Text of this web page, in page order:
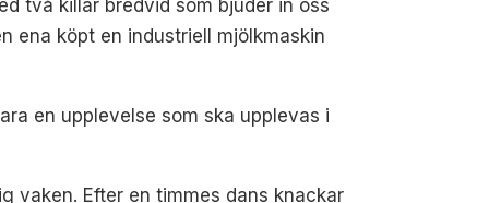
två killar bredvid som bjuder in oss
ena köpt en industriell mjölkmaskin
en upplevelse som ska upplevas i
vaken. Efter en timmes dans knackar